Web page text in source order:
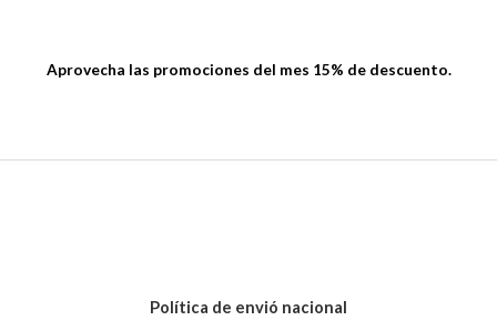
Aprovecha las promociones del mes 15% de descuento.
Política de envió nacional